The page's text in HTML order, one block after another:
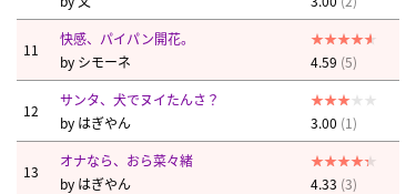
11
快感、パイパン開花。
by シモーネ 4.59 (5)
12
サンタ、犬でヌイたんさ？
by はぎやん 3.00 (1)
13
オナなら、おら菜々緒
by はぎやん 4.33 (3)